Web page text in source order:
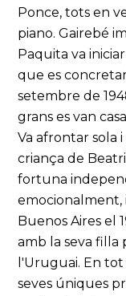
Ponce, tots en
piano. Gairebé
Paquita va
que es
setembre de
grans es van
Va afrontar sola
criança de
fortuna
emocionalment,
Buenos Aires el
amb la seva filla
l'Uruguai. En
seves úniques